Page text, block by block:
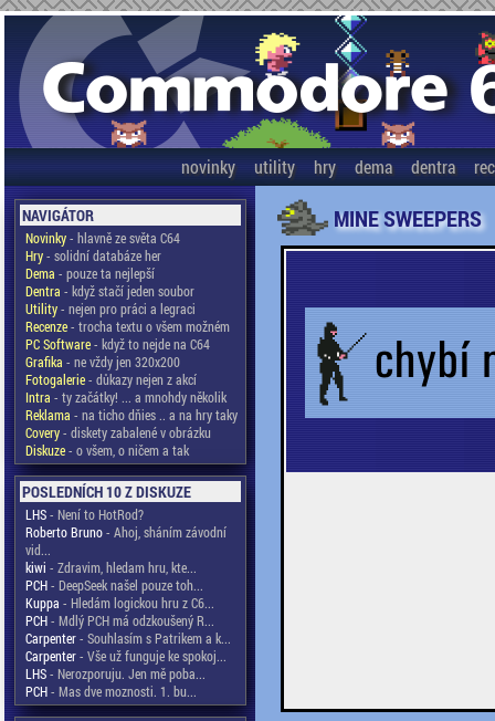
novinky utility hry dema dentra
NAVIGÁTOR
Novinky- hlavně ze světa C64
Hry- solidní databáze her
Dema - pouze ta nejlepší
Dentra - když stačí jeden soubor
Utility- nejen pro práci a legraci
Recenze- trocha textu o všem možném
PC Software- když to nejde na C64
Grafika - ne vždy jen 320x200
Fotogalerie- důkazy nejen z akcí
Intra - ty začátky! ... a mnohdy několik
Reklama - na ticho dňies .. a na hry taky
Covery- diskety zabalené v obrázku
Diskuze- o všem, o ničem a tak
POSLEDNÍCH 10 Z DISKUZE
LHS- Není to HotRod?
Roberto Bruno- Ahoj, sháním závodní
vid...
kiwi - Zdravim, hledam hru, kte...
PCH- DeepSeek našel pouze toh...
Kuppa - Hledám logickou hru z C6...
PCH- Mdlý PCH má odzkoušený R...
Carpenter- Souhlasím s Patrikem a k...
Carpenter- Vše už funguje ke spokoj...
LHS- Nerozporuju. Jen mě poba...
PCH- Mas dve moznosti. 1. bu...
MINE SWEEPERS